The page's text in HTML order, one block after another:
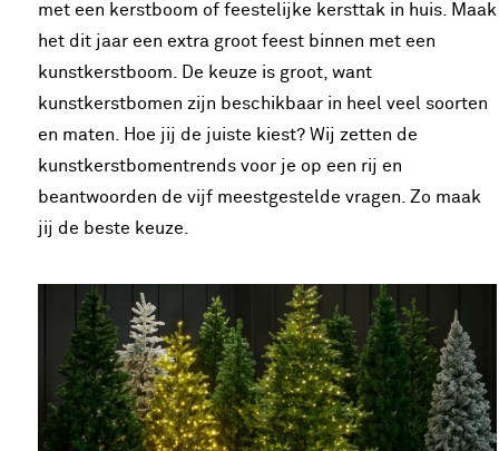
met een kerstboom of feestelijke kersttak in huis. Maak
het dit jaar een extra groot feest binnen met een
kunstkerstboom. De keuze is groot, want
kunstkerstbomen zijn beschikbaar in heel veel soorten
en maten. Hoe jij de juiste kiest? Wij zetten de
kunstkerstbomentrends voor je op een rij en
beantwoorden de vijf meestgestelde vragen. Zo maak
jij de beste keuze.